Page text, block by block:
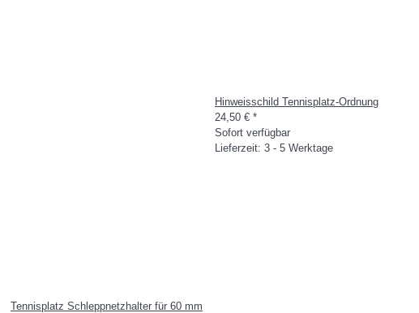
Tennisplatz Schleppnetzhalter für 60 mm
Hinweisschild Tennisplatz-Ordnung
24,50 € *
Sofort verfügbar
Lieferzeit: 3 - 5 Werktage